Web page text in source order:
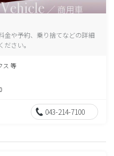
金や予約、乗り捨てなどの詳細
さい。
ス 等
043-214-7100